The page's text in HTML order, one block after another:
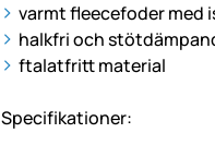
varmt fleecefoder med
halkfri och
ftalatfritt material
Specifikationer: